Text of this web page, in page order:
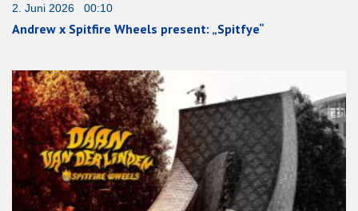
2. Juni 2026 00:10
Andrew x Spitfire Wheels present: „Spitfye“